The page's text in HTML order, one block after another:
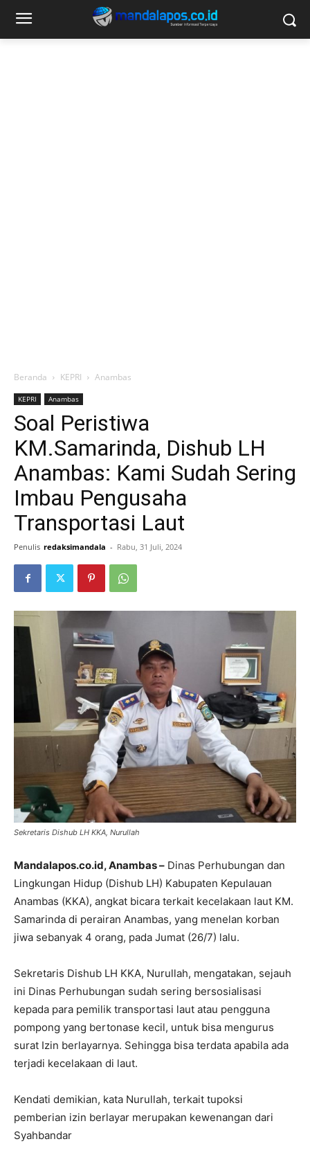
Beranda KEPRI Anambas
KEPRI Anambas
Soal Peristiwa
KM.Samarinda, Dishub LH
Anambas: Kami Sudah Sering
Imbau Pengusaha
Transportasi Laut
Penulis redaksimandala - Rabu, 31 Juli, 2024
Sekretaris Dishub LH KKA, Nurullah
Mandalapos.co.id, Anambas – Dinas Perhubungan dan
Lingkungan Hidup (Dishub LH) Kabupaten Kepulauan
Anambas (KKA), angkat bicara terkait kecelakaan laut KM.
Samarinda di perairan Anambas, yang menelan korban
jiwa sebanyak 4 orang, pada Jumat (26/7) lalu.
Sekretaris Dishub LH KKA, Nurullah, mengatakan, sejauh
ini Dinas Perhubungan sudah sering bersosialisasi
kepada para pemilik transportasi laut atau pengguna
pompong yang bertonase kecil, untuk bisa mengurus
surat Izin berlayarnya. Sehingga bisa terdata apabila ada
terjadi kecelakaan di laut.
Kendati demikian, kata Nurullah, terkait tupoksi
pemberian izin berlayar merupakan kewenangan dari
Syahbandar